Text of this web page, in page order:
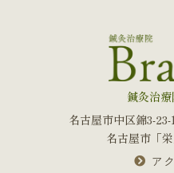
鍼灸治
名古屋市中区錦3-
名古屋市「
ア